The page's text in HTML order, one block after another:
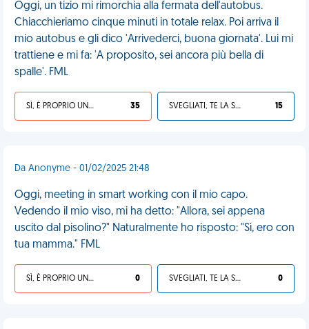
Oggi, un tizio mi rimorchia alla fermata dell'autobus.
Chiacchieriamo cinque minuti in totale relax. Poi arriva il
mio autobus e gli dico 'Arrivederci, buona giornata'. Lui mi
trattiene e mi fa: 'A proposito, sei ancora più bella di
spalle'. FML
SÌ, È PROPRIO UNA VDM! 35 SVEGLIATI, TE LA SEI CERCATA! 15
Da Anonyme - 01/02/2025 21:48
Oggi, meeting in smart working con il mio capo.
Vedendo il mio viso, mi ha detto: "Allora, sei appena
uscito dal pisolino?" Naturalmente ho risposto: "Sì, ero con
tua mamma." FML
SÌ, È PROPRIO UNA VDM! 0 SVEGLIATI, TE LA SEI CERCATA! 0